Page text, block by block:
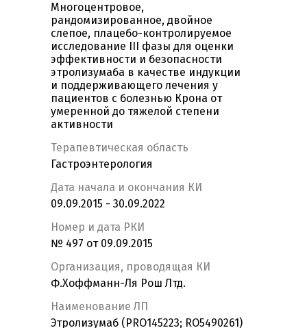
Многоцентровое,
рандомизированное, двойное
слепое, плацебо-контролируемое
исследование III фазы для оценки
эффективности и безопасности
этролизумаба в качестве индукции
и поддерживающего лечения у
пациентов с болезнью Крона от
умеренной до тяжелой степени
активности
Терапевтическая область
Гастроэнтерология
Дата начала и окончания КИ
09.09.2015 - 30.09.2022
Номер и дата РКИ
№ 497 от 09.09.2015
Организация, проводящая КИ
Ф.Хоффманн-Ля Рош Лтд.
Наименование ЛП
Этролизумаб (PRO145223; RO5490261)